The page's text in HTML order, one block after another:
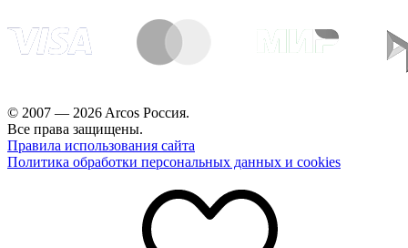
© 2007 — 2026 Arcos Россия.
Все права защищены.
Правила использования сайта
Политика обработки персональных данных и cookies